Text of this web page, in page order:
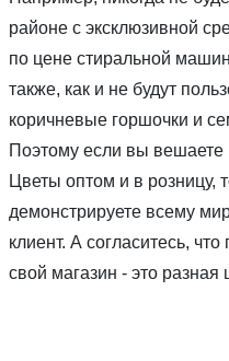
районе с эксклюзивной
по цене стиральной
также, как и не будут
коричневые горшочки и
Поэтому если вы вешаете
Цветы оптом и в розницу,
демонстрируете всему
клиент. А согласитесь,
свой магазин - это разная